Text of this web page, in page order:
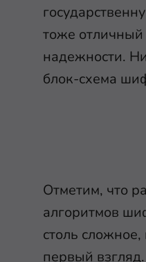
тоже отличный
надежности.
блок-схема
Отметим, что
алгоритмов
столь
первый